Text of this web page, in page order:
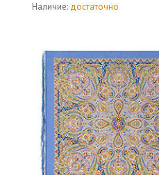
Наличие: достаточно